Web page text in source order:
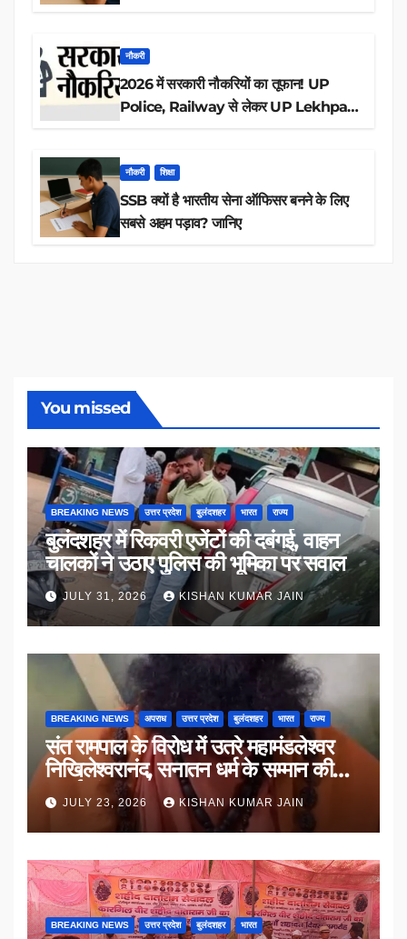
नौकरी
2026 में सरकारी नौकरियों का तूफान! UP
Police, Railway से लेकर UP Lekhpal
नौकरी शिक्षा
SSB क्यों है भारतीय सेना ऑफिसर बनने के लिए
सबसे अहम पड़ाव? जानिए
You missed
BREAKING NEWS उत्तर प्रदेश बुलंदशहर भारत राज्य
बुलंदशहर में रिकवरी एजेंटों की दबंगई, वाहन
चालकों ने उठाए पुलिस की भूमिका पर सवाल
JULY 31, 2026 KISHAN KUMAR JAIN
BREAKING NEWS अपराध उत्तर प्रदेश बुलंदशहर भारत राज्य
संत रामपाल के विरोध में उतरे महामंडलेश्वर
निखिलेश्वरानंद, सनातन धर्म के सम्मान की
उठाई मांग
JULY 23, 2026 KISHAN KUMAR JAIN
BREAKING NEWS उत्तर प्रदेश बुलंदशहर भारत